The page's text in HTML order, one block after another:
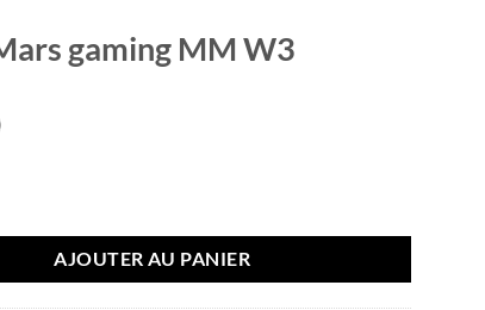
gaming MM W3
AJOUTER AU PANIER